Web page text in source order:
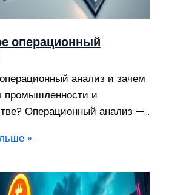
операционный
анализ и зачем
промышленности и
Операционный анализ —…
»